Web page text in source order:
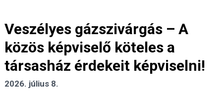
Veszélyes gázszivárgás – A
közös képviselő köteles a
társasház érdekeit képviselni!
2026. július 8.